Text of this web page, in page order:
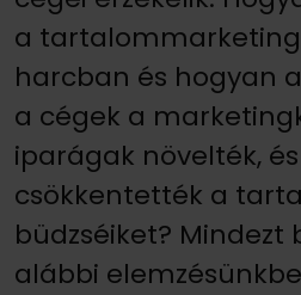
a
harcban és hogyan
a cégek a
iparágak növelték,
csökkentették a
büdzséiket?
alábbi